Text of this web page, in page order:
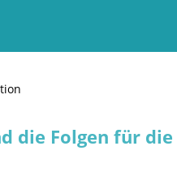
die Folgen für die